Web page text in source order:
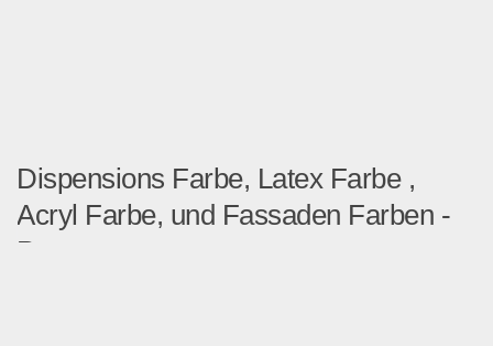
Dispensions Farbe, Latex Farbe ,
Acryl Farbe, und Fassaden Farben -
Po...